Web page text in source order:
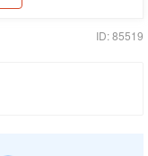
ID: 85519